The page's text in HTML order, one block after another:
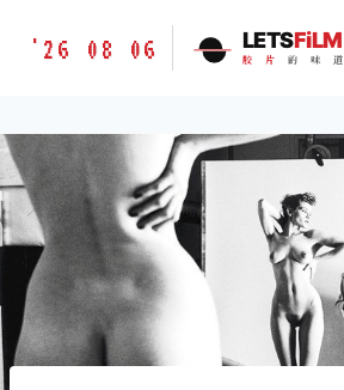
胶
味
道
LETSFILM
'26 08 06 LETSFiLM
胶 片 的 味 道